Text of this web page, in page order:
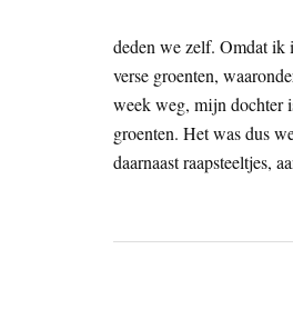
deden we zelf. Omdat ik
verse groenten,
week weg, mijn dochter
groenten. Het was dus
daarnaast raapsteeltjes,